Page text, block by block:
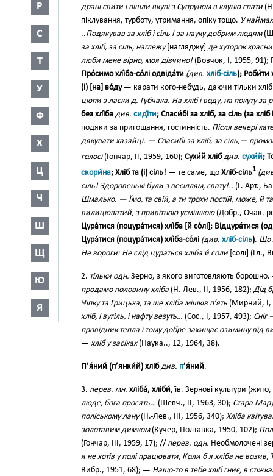
Р
С
Т
У
Ф
Х
Ц
Ч
Ш
Щ
Ю
Я
драні свити і пішли вкупі з Супруном в клуню спати
піклування, турботу, утримання, опіку тощо. У наймах
..Подякував за хліб і сіль І за науку добрим людям
за хліб, за сіль, наглежу[нагляджу] де хуторок
люби мене вірно, моя дівчино!(Вовчок, І, 1955, 91);
Про́симо хлі́ба-со́лі одвіда́ти (див. хліб-сіль); Роби́ти
(і) [на] во́ду— карати кого-небудь, даючи тільки
цюпи з ласки д. Губчака. На хліб і воду, на покуту за
без хлі́ба див. сиді́ти; Спаси́бі за хліб, за сіль (за хліб
подяки за пригощання, гостинність. Після вечері
дякувати хазяйці. — Спасибі за хліб, за сіль,—
голосі(Гончар, II, 1959, 160); Сухи́й хліб див. сухи́й;
скори́на; Хліб та (і) сіль! — те саме, що Хліб-сіль1
сіль! Здоровенькі були з весіллям, свату!.. (Г.-Арт.,
Шмалько. — Їмо, та свій, а ти трохи постій, може, й
вилицюватий, з привітною усмішкою(Добр., Очак.
Цура́тися (поцура́тися) хлі́ба [й со́лі]; Відцура́тися
Цура́тися (поцура́тися) хлі́ба-со́лі (див. хліб-сіль). Що
Не вороги: Не слід цураться хліба й соли [солі] (Гл.,
2. тільки одн. Зерно, з якого виготовляють
продамо половину хліба (Н.-Лев., II, 1956, 182); Дід
Чіпку та Грицька, та ще хліба мішків п’ять (Мирний, І,
хліб, і вугіль, і нафту везуть… (Сос., І, 1957, 493); Сніг
провідник тепла і тому добре захищає озимину від
— хліб у засіках(Наука.., 12, 1964, 38).
П’я́ний (п’янки́й) хліб див. п’я́ний.
3. перев. мн. хліба́, хліби́, і́в. Зернові культури
люде, бога просять… (Шевч., II, 1963, 30); Стара
поліському лану(Н.-Лев., III, 1956, 340); Хліба
золотавим димком(Кучер, Полтавка, 1950, 102);
(Гончар, III, 1959, 17); // перев. одн. Необмолочені
я не хотів у полі працювати, Коли б я хліба не возив,
Вибр., 1951, 68); — Нащо-то в тебе хліб гниє, в